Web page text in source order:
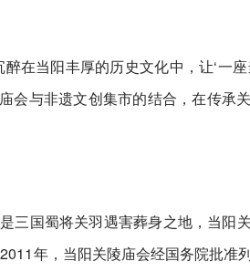
在当阳丰厚的历史文化中，让‘一
会与非遗文创集市的结合，在传承
三国蜀将关羽遇害葬身之地，当阳
年，当阳关陵庙会经国务院批准